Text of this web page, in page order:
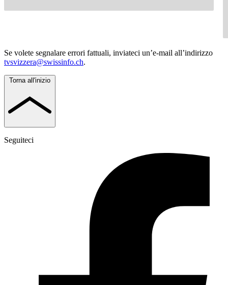
Se volete segnalare errori fattuali, inviateci un’e-mail all’indirizzo
tvsvizzera@swissinfo.ch.
Torna all'inizio
Seguiteci